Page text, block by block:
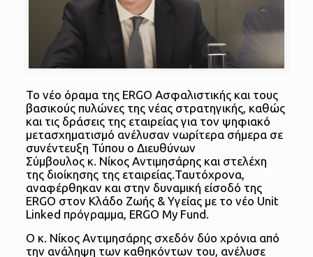
Το νέο όραμα της ERGO Ασφαλιστικής και τους
βασικούς πυλώνες της νέας στρατηγικής, καθώς
και τις δράσεις της εταιρείας για τον ψηφιακό
μετασχηματισμό ανέλυσαν νωρίτερα σήμερα σε
συνέντευξη Τύπου ο Διευθύνων
Σύμβουλος κ. Νίκος Αντιμησάρης και στελέχη
της διοίκησης της εταιρείας.Ταυτόχρονα,
αναφέρθηκαν και στην δυναμική είσοδό της
ERGO στον Κλάδο Ζωής & Υγείας με το νέο Unit
Linked πρόγραμμα, ERGO My Fund.
Ο κ. Νίκος Αντιμησάρης σχεδόν δύο χρόνια από
την ανάληψη των καθηκόντων του, ανέλυσε